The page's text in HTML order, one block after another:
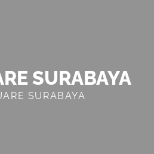
SURABAYA
SURABAYA